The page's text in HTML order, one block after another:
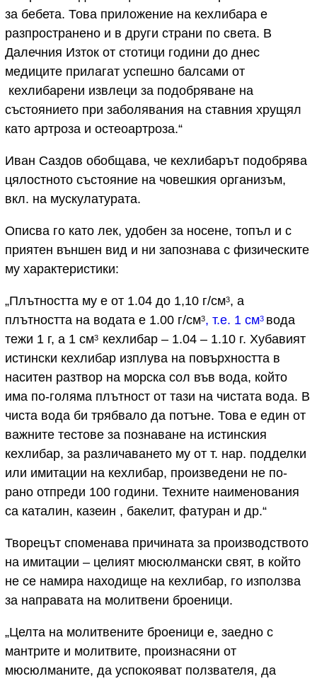
за бебета. Това приложение на кехлибара е
разпространено и в други страни по света. В
Далечния Изток от стотици години до днес
медиците прилагат успешно балсами от
кехлибарени извлеци за подобряване на
състоянието при заболявания на ставния хрущял
като артроза и остеоартроза.“
Иван Саздов обобщава, че кехлибарът подобрява
цялостното състояние на човешкия организъм,
вкл. на мускулатурата.
Описва го като лек, удобен за носене, топъл и с
приятен външен вид и ни запознава с физическите
му характеристики:
„Плътността му е от 1.04 до 1,10 г/см3, а
плътността на водата е 1.00 г/см3, т.е. 1 см3 вода
тежи 1 г, а 1 см3 кехлибар – 1.04 – 1.10 г. Хубавият
истински кехлибар изплува на повърхността в
наситен разтвор на морска сол във вода, който
има по-голяма плътност от тази на чистата вода. В
чиста вода би трябвало да потъне. Това е един от
важните тестове за познаване на истинския
кехлибар, за различаването му от т. нар. подделки
или имитации на кехлибар, произведени не по-
рано отпреди 100 години. Техните наименования
са каталин, казеин , бакелит, фатуран и др.“
Творецът споменава причината за производството
на имитации – целият мюсюлмански свят, в който
не се намира находище на кехлибар, го използва
за направата на молитвени броеници.
„Целта на молитвените броеници е, заедно с
мантрите и молитвите, произнасяни от
мюсюлманите, да успокояват ползвателя, да